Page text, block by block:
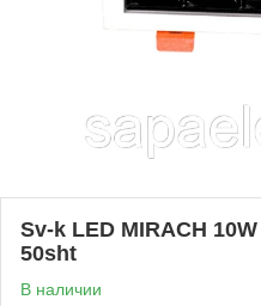
Sv-k LED MIRACH
50sht
В наличии